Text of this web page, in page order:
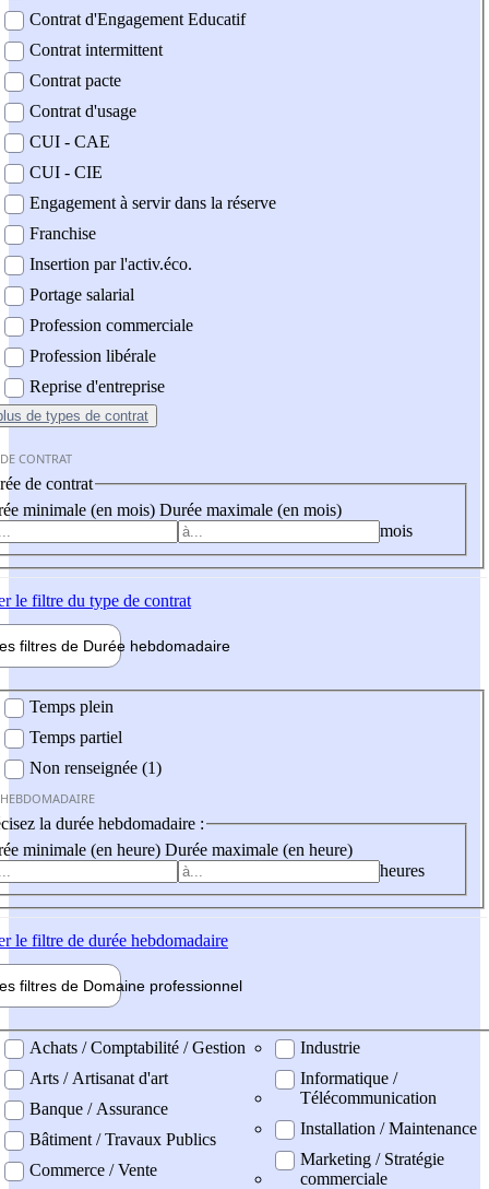
Contrat d'Engagement Educatif
Contrat intermittent
Contrat pacte
Contrat d'usage
CUI - CAE
CUI - CIE
Engagement à servir dans la réserve
Franchise
Insertion par l'activ.éco.
Portage salarial
Profession commerciale
Profession libérale
Reprise d'entreprise
de types de contrat
CONTRAT
de contrat
minimale (en mois) Durée maximale (en mois)
mois
le filtre du type de contrat
filtres de Durée hebdomadaire
Temps plein
Temps partiel
Non renseignée (1)
la durée hebdomadaire :
minimale (en heure) Durée maximale (en heure)
heures
le filtre de durée hebdomadaire
filtres de Domaine professionnel
professionel
Achats / Comptabilité / Gestion
Arts / Artisanat d'art
Banque / Assurance
Bâtiment / Travaux Publics
Commerce / Vente
Industrie
Informatique /
Télécommunication
Installation / Maintenance
Marketing / Stratégie
commerciale